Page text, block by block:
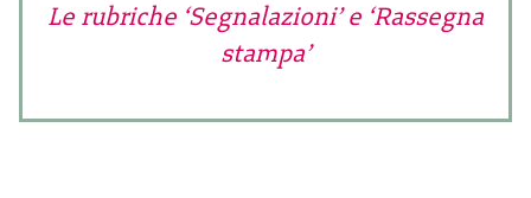
Le rubriche ‘Segnalazioni’ e ‘Rassegna
stampa’